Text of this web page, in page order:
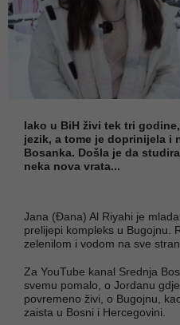
Iako u BiH živi tek tri
jezik, a tome je doprinijela i
Bosanka. Došla je da
neka nova vrata...
Jana (Đana) Al Riyahi je
prelijepi kompleks u Bugojnu.
zelenilom i vodom na sve
Za YouTube kanal Srednja
svemu pomalo, o Jordanu
povremeno živi, o Bugojnu,
zaista u Bosni i Hercegovini.